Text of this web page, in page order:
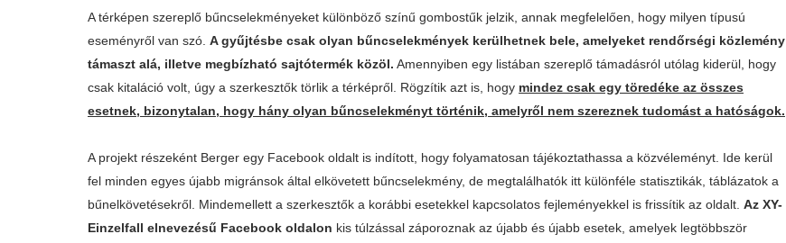
A térképen szereplő bűncselekményeket különböző színű gombostűk jelzik, annak megfelelően, hogy milyen típusú
eseményről van szó. A gyűjtésbe csak olyan bűncselekmények kerülhetnek bele, amelyeket rendőrségi közlemény
támaszt alá, illetve megbízható sajtótermék közöl. Amennyiben egy listában szereplő támadásról utólag kiderül, hogy
csak kitaláció volt, úgy a szerkesztők törlik a térképről. Rögzítik azt is, hogy mindez csak egy töredéke az összes
esetnek, bizonytalan, hogy hány olyan bűncselekményt történik, amelyről nem szereznek tudomást a hatóságok.
A projekt részeként Berger egy Facebook oldalt is indított, hogy folyamatosan tájékoztathassa a közvéleményt. Ide kerül
fel minden egyes újabb migránsok által elkövetett bűncselekmény, de megtalálhatók itt különféle statisztikák, táblázatok a
bűnelkövetésekről. Mindemellett a szerkesztők a korábbi esetekkel kapcsolatos fejleményekkel is frissítik az oldalt. Az XY-
Einzelfall elnevezésű Facebook oldalon kis túlzással záporoznak az újabb és újabb esetek, amelyek legtöbbször